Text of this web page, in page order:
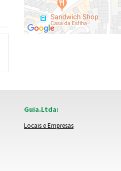
Guia.Ltda:
Locais e Empresas